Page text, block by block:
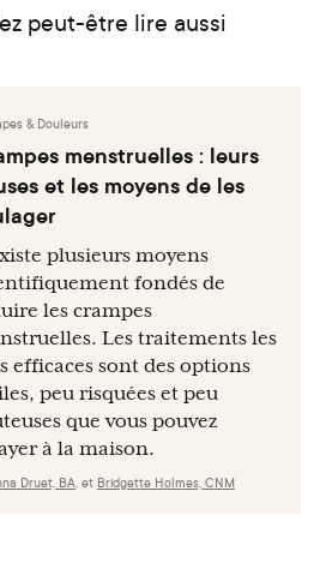
peut-être lire aussi
& Douleurs
menstruelles : leurs
et les moyens de les
plusieurs moyens
fondés de
les crampes
Les traitements les
efficaces sont des options
peu risquées et peu
que vous pouvez
à la maison.
Druet, BA, et Bridgette Holmes, CNM